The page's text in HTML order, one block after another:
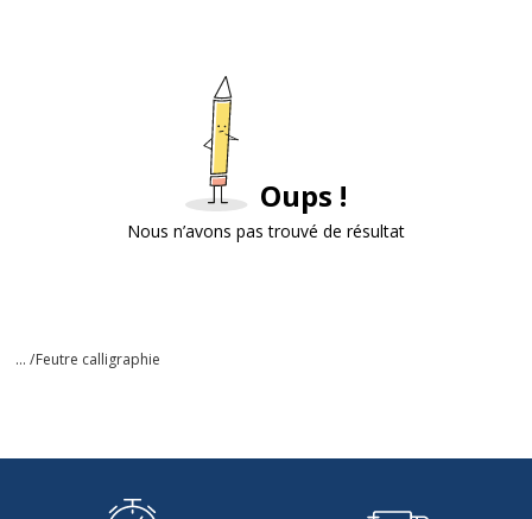
Oups !
Nous n’avons pas trouvé de résultat
... /Feutre calligraphie